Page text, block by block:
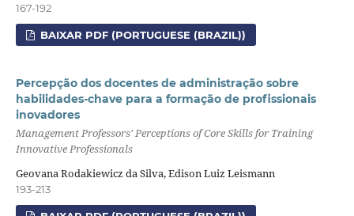
167-192
BAIXAR PDF (PORTUGUESE (BRAZIL))
Percepção dos docentes de administração sobre
habilidades-chave para a formação de profissionais
inovadores
Management Professors' Perceptions of Core Skills for Training
Innovative Professionals
Geovana Rodakiewicz da Silva, Edison Luiz Leismann
193-213